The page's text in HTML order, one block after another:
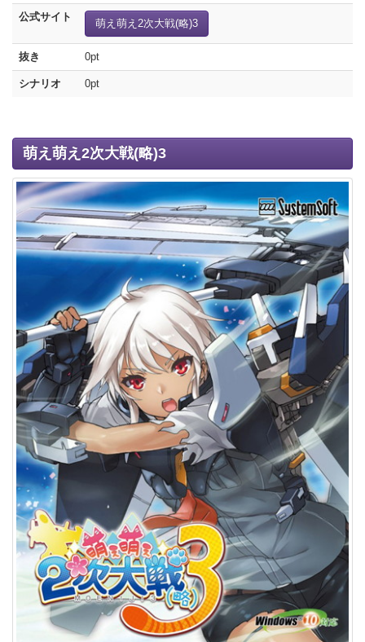
公式サイト
萌え萌え2次大戦(略)3
抜き 0pt
シナリオ 0pt
萌え萌え2次大戦(略)3